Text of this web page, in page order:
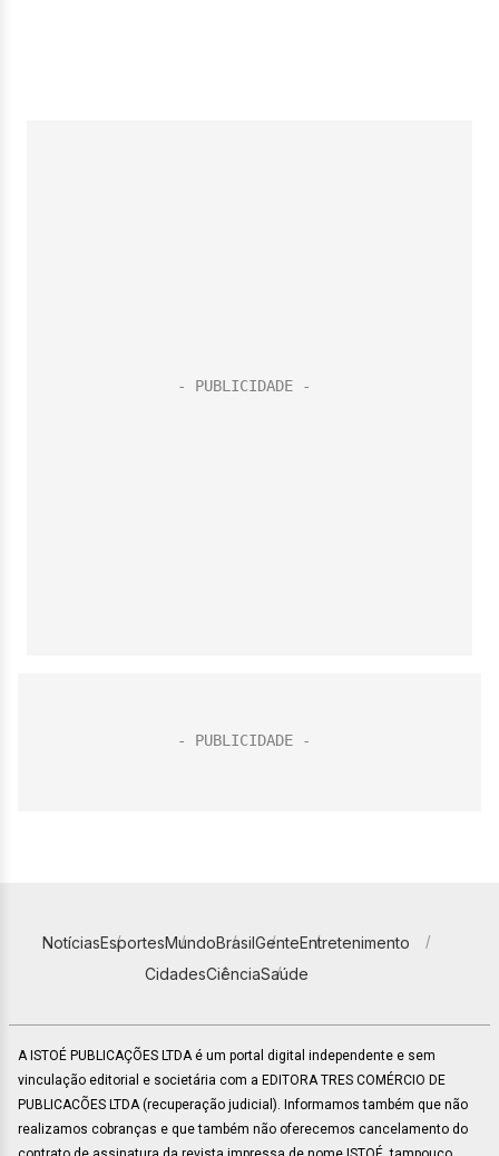
NotíciasEsportesMundoBrasilGenteEntretenimento
CidadesCiênciaSaúde
A ISTOÉ PUBLICAÇÕES LTDA é um portal digital independente e sem
vinculação editorial e societária com a EDITORA TRES COMÉRCIO DE
PUBLICACÕES LTDA (recuperação judicial). Informamos também que não
realizamos cobranças e que também não oferecemos cancelamento do